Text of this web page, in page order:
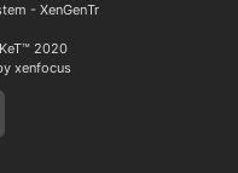
- XenGenTr
2020
xenfocus